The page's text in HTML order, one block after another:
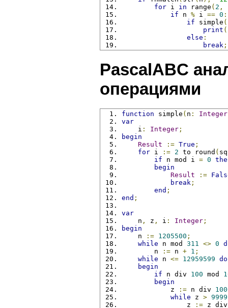
for i in range ( 2 ,
if n % i == 0 :
if simple (
print (
else :
break ;
PascalABC
операциями
function simple ( n : Integer
var
    i
: Integer ;
begin
Result
:= True ;
for i := 2 to round (
if n mod i = 0
begin
Result
:=
break ;
end ;
end ;
var
    n
, z , i : Integer ;
begin
    n
:= 1205500 ;
while n mod 311 <> 0
        n
:= n + 1 ;
while n <= 12959599 do
begin
if n div 100 mod
begin
            z
:= n div
while z > 9999
                z
:= z